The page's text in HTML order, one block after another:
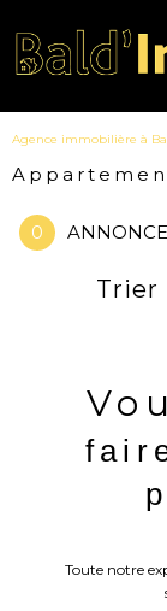
Agence immobilière à
0
Trier
Toute notre